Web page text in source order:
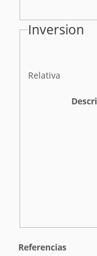
Inversion
IRelativa
Referencias